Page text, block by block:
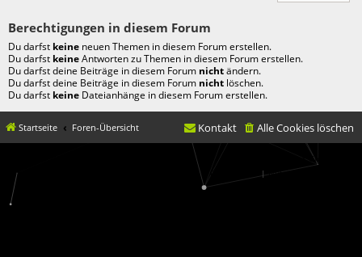
Berechtigungen in diesem Forum
Du darfst keine neuen Themen in diesem Forum erstellen.
Du darfst keineAntworten zu Themen in diesem Forum erstellen.
Du darfst deine Beiträge in diesem Forum nichtändern.
Du darfst deine Beiträge in diesem Forum nicht löschen.
Du darfst keine Dateianhänge in diesem Forum erstellen.
Startseite Foren-Übersicht Alle Cookies löschen
Kontakt
© movX GmbH 2019
| Nutzungsbedingungen